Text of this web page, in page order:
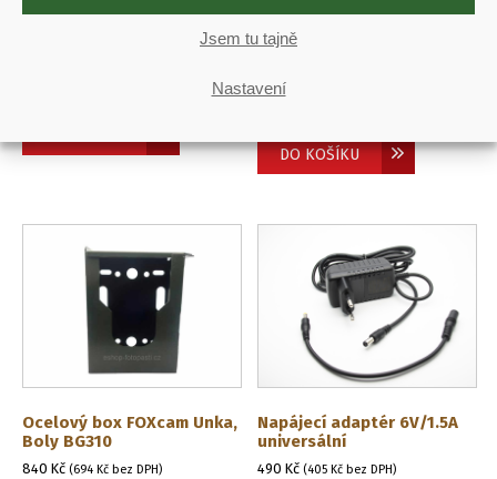
Jsem tu tajně
Nastavení
Fotopast BOLY SG520 4K
Ocelový box FOXcam 4G
840
DO KOŠÍKU
Ocelový box FOXcam Unka,
Boly BG310
840 Kč (694 Kč bez DPH)
Napájecí adaptér 6V/1.5A
universální
490Kč (405 Kč bez DPH)